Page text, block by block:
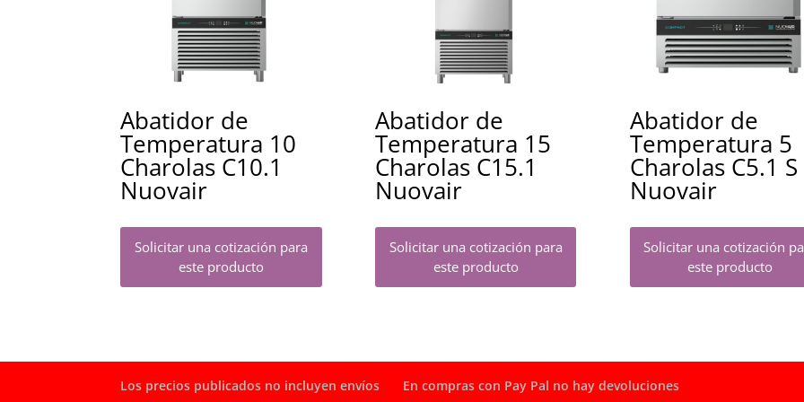
Abatidor de
Temperatura 10
Charolas C10.1
Nuovair
Solicitar una cotización para
este producto
Abatidor de
Temperatura 15
Charolas C15.1
Nuovair
Solicitar una cotización para
este producto
Abatidor de
Temperatura 5
Charolas C5.1 S
Nuovair
Solicitar una cotización
este producto
Los precios publicados no incluyen envíos En compras con Pay Pal no hay devoluciones